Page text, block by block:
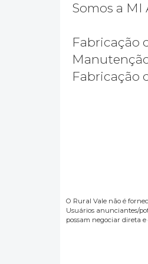
Somos a MI
Fabricação
Fabricação
O Rural Vale não é
Usuários anunciantes/
possam negociar direta